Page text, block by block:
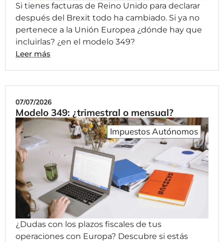
Si tienes facturas de Reino Unido para declarar
después del Brexit todo ha cambiado. Si ya no
pertenece a la Unión Europea ¿dónde hay que
incluirlas? ¿en el modelo 349?
Leer más
07/07/2026
Modelo 349: ¿trimestral o mensual?
¿Dudas con los plazos fiscales de tus
operaciones con Europa? Descubre si estás
Impuestos Autónomos